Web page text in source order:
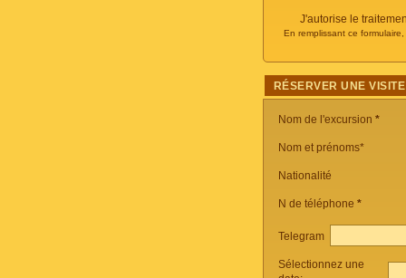
J'autorise le
En remplissant ce
RÉSERVER UNE
Nom de l'excursion *
Nom et prénoms*
Nationalité
N de téléphone *
Telegram
Sélectionnez une